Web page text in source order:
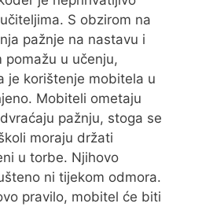
S obzirom na
pažnje na nastavu i
pomažu u učenju,
je korištenje mobitela u
Mobiteli ometaju
pažnju, stoga se
moraju držati
u torbe. Njihovo
ni tijekom odmora.
pravilo, mobitel će biti